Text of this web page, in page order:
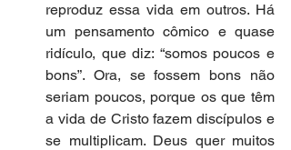
reproduz essa vida em outros. Há
um pensamento cômico e quase
ridículo, que diz: “somos poucos e
bons”. Ora, se fossem bons não
seriam poucos, porque os que têm
a vida de Cristo fazem discípulos e
se multiplicam. Deus quer muitos